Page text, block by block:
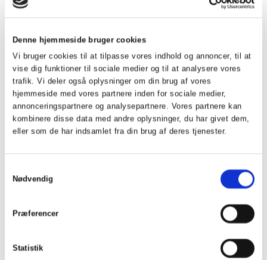
Denne hjemmeside bruger cookies
Vi bruger cookies til at tilpasse vores indhold og annoncer, til at
vise dig funktioner til sociale medier og til at analysere vores
trafik. Vi deler også oplysninger om din brug af vores
hjemmeside med vores partnere inden for sociale medier,
annonceringspartnere og analysepartnere. Vores partnere kan
kombinere disse data med andre oplysninger, du har givet dem,
eller som de har indsamlet fra din brug af deres tjenester.
Nødvendig
Præferencer
Statistik
giver mulighed for ubegrænset brug af træningsbolde på
driving range.
Pris: kr. 150,-, som opkræves sammen med kontingentet
Gæstebilletter
Fuldtidsmedlemmer i Herning Golf Klub kan tage en gæst
med på Parkbanen til kr. 200,-
Kan ikke kombineres med andre rabataftaler.
Startid skal bookes på Golfbox og tiden bekræftes på
Proboks24 terminalen i greenfee rummet.
Touchscreen ellers kan du ikke tilbyde den reducerede pris